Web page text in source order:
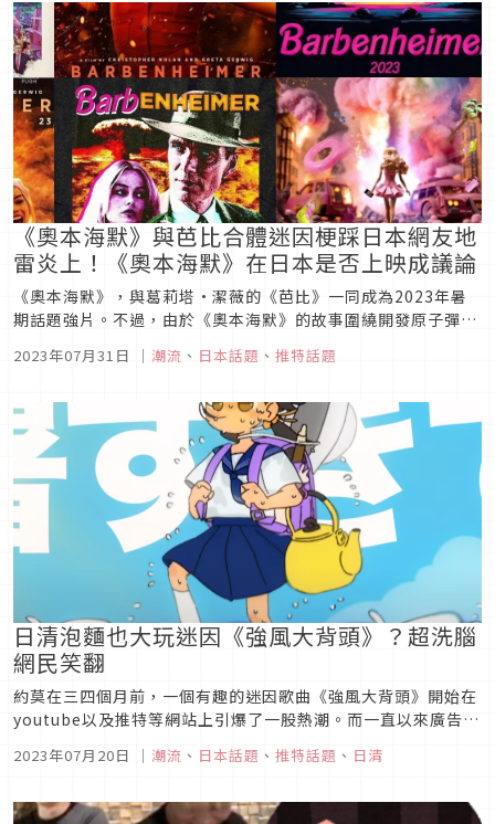
影，...
《奧本海默》與芭比合體迷因梗踩日本網友地
雷炎上！《奧本海默》在日本是否上映成議論
《奧本海默》，與葛莉塔·潔薇的《芭比》一同成為2023年暑
期話題強片。不過，由於《奧本海默》的故事圍繞開發原子彈的
當敏感。加上每年八月都是日本悼念原子彈爆炸受害者的重要時
論。不只如此，在美國...
2023年07月31日 ｜ 潮流 、 日本話題 、 推特話題
日清泡麵也大玩迷因《強風大背頭》？超洗腦
網民笑翻
約莫在三四個月前，一個有趣的迷因歌曲《強風大背頭》開始在
youtube以及推特等網站上引爆了一股熱潮。而一直以來廣告都
一回事呢？就讓我們一起來看看吧！
2023年07月20日 ｜ 潮流 、 日本話題 、 推特話題 、 日清